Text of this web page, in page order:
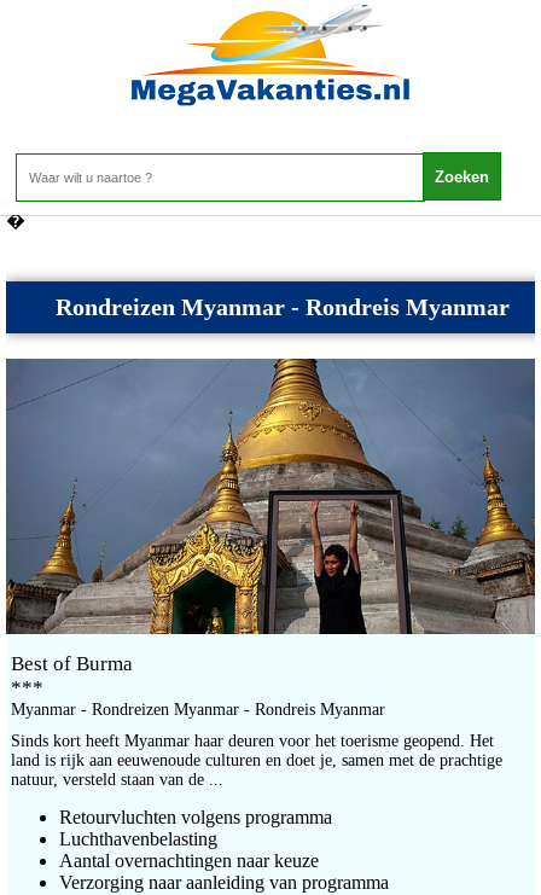
Home>Myanmar
�
Rondreizen Myanmar - Rondreis Myanmar
Best of Burma
***
Myanmar - Rondreizen Myanmar - Rondreis Myanmar
Sinds kort heeft Myanmar haar deuren voor het toerisme geopend. Het
land is rijk aan eeuwenoude culturen en doet je, samen met de prachtige
natuur, versteld staan van de ...
Retourvluchten volgens programma
Luchthavenbelasting
Aantal overnachtingen naar keuze
Verzorging naar aanleiding van programma